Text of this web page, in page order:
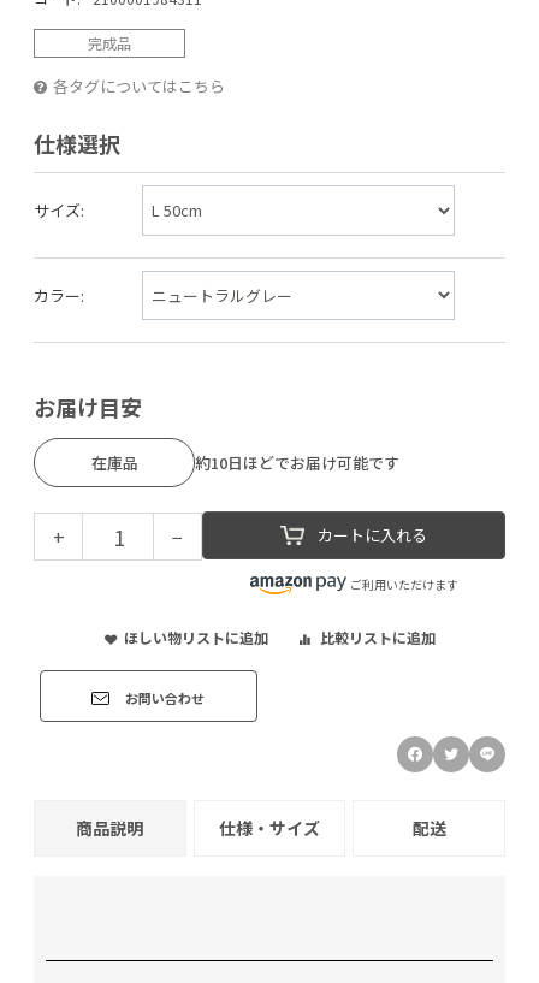
完成品
各タグについてはこちら
仕様選択
サイズ:
カラー:
お届け目安
在庫品 約10日ほどでお届け可能です
+ − カートに入れる
ご利用いただけます
ほしい物リストに追加 比較リストに追加
お問い合わせ
商品説明 仕様・サイズ 配送